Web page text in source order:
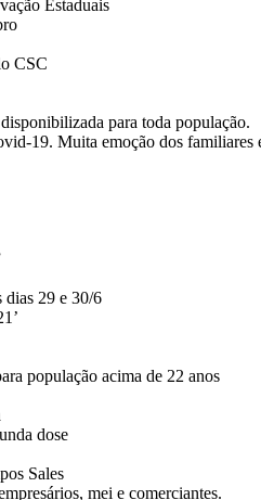
Estaduais
CSC
para toda população.
19. Muita emoção dos familiares
dias 29 e 30/6
população acima de 22 anos
dose
Sales
mei e comerciantes.